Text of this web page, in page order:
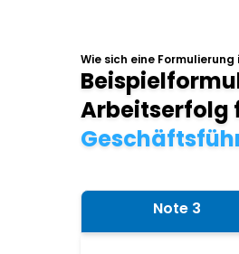
Wie sich eine
Arbeitserfolg
Note 3